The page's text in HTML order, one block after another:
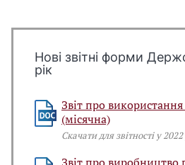
Нові звітні форми
рік
Звіт про
(місячна)
Скачати для звітності у 2022